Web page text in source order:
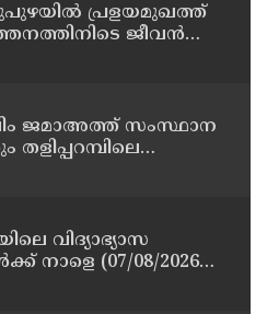
പ്രളയമുഖത്ത്
ജീവൻ
ജമാഅത്ത് സംസ്ഥാന
വിദ്യാഭ്യാസ
നാളെ (07/08/2026),